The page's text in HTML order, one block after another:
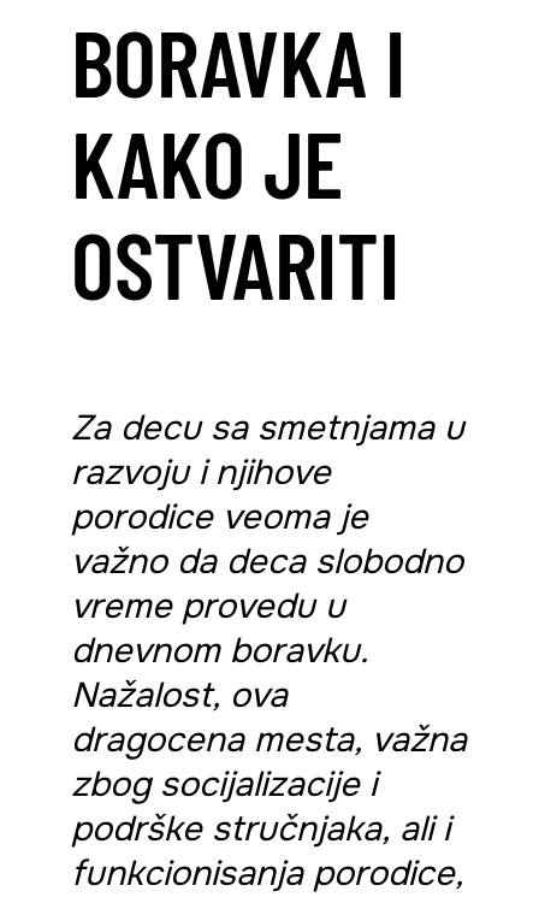
BORAVKA I
KAKO JE
OSTVARITI
Za decu sa smetnjama u
razvoju i njihove
porodice veoma je
važno da deca slobodno
vreme provedu u
dnevnom boravku.
Nažalost, ova
dragocena mesta, važna
zbog socijalizacije i
podrške stručnjaka, ali i
funkcionisanja porodice,